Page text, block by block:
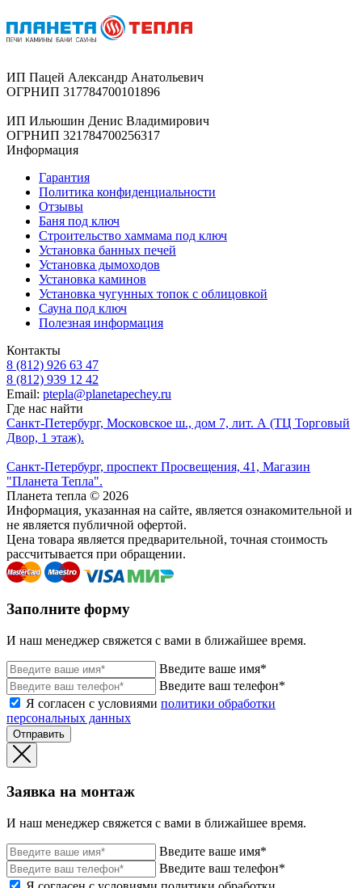
ИП Пацей Александр Анатольевич
ОГРНИП 317784700101896
ИП Ильюшин Денис Владимирович
ОГРНИП 321784700256317
Информация
Гарантия
Политика конфиденциальности
Отзывы
Баня под ключ
Строительство хаммама под ключ
Установка банных печей
Установка дымоходов
Установка каминов
Установка чугунных топок с облицовкой
Сауна под ключ
Полезная информация
Контакты
8 (812) 926 63 47
8 (812) 939 12 42
Email: ptepla@planetapechey.ru
Где нас найти
Санкт-Петербург, Московское ш., дом 7, лит. А (ТЦ Торговый
Двор, 1 этаж).
Санкт-Петербург, проспект Просвещения, 41, Магазин
"Планета Тепла".
Планета тепла © 2026
Информация, указанная на сайте, является ознакомительной и
не является публичной офертой.
Цена товара является предварительной, точная стоимость
рассчитывается при обращении.
Заполните форму
И наш менеджер свяжется с вами в ближайшее время.
Введите ваше имя*
Введите ваш телефон*
Я согласен с условиями политики обработки
персональных данных
Отправить
Заявка на монтаж
И наш менеджер свяжется с вами в ближайшее время.
Введите ваше имя*
Введите ваш телефон*